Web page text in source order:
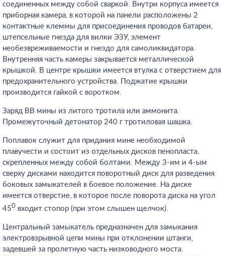
соединенных между собой сваркой. Внутри корпуса имеется
приборная камера, в которой на панели расположены 2
контактные клеммы для присоединения проводов батареи,
штепсельные гнезда для вилки ЭЗУ, элемент
необезвреживаемости и гнездо для самоликвидатора.
Внутренняя часть камеры закрывается металлической
крышкой. В центре крышки имеется втулка с отверстием для
предохранительного устройства. Поджатие крышки
производится гайкой с воротком.
Заряд ВВ мины из литого тротила или аммонита.
Промежуточный детонатор 240 г тротиловая шашка.
Поплавок служит для придания мине необходимой
плавучести и состоит из отдельных дисков пенопласта,
скрепленных между собой болтами. Между 3-им и 4-ым
сверху дисками находится поворотный диск для разведения
боковых замыкателей в боевое положение. На диске
имеется отверстие, в которое после поворота диска на угол
450 входит стопор (при этом слышен щелчок).
Центральный замыкатель предназначен для замыкания
электровзрывной цепи мины при отклонении штанги,
задевшей за пролетную часть низководного моста.